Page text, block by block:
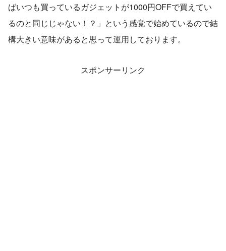
ばいつも買っているガジェットが1000円OFFで買えてい
るのと同じじゃない！？」という感覚で始めているので結
構大きい意味があると思って運用しております。
スポンサーリンク